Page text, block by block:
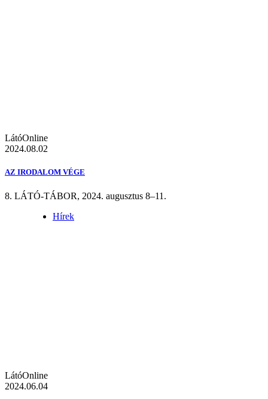
LátóOnline
2024.08.02
AZ IRODALOM VÉGE
8. LÁTÓ-TÁBOR, 2024. augusztus 8–11.
Hírek
LátóOnline
2024.06.04